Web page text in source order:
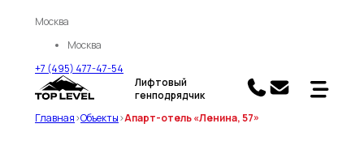
Москва
Москва
+7 (495) 477-47-54
Лифтовый
генподрядчик
Главная>Объекты>Апарт-отель «Ленина, 57»